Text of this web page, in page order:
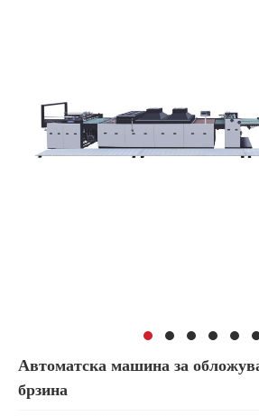
Автоматска машина за
брзина